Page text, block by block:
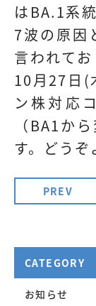
はBA.1系
7波の原因
言われて
10月27日(
ン株対応
（BA1か
す。どうぞ
PREV
CATEGORY
お知らせ